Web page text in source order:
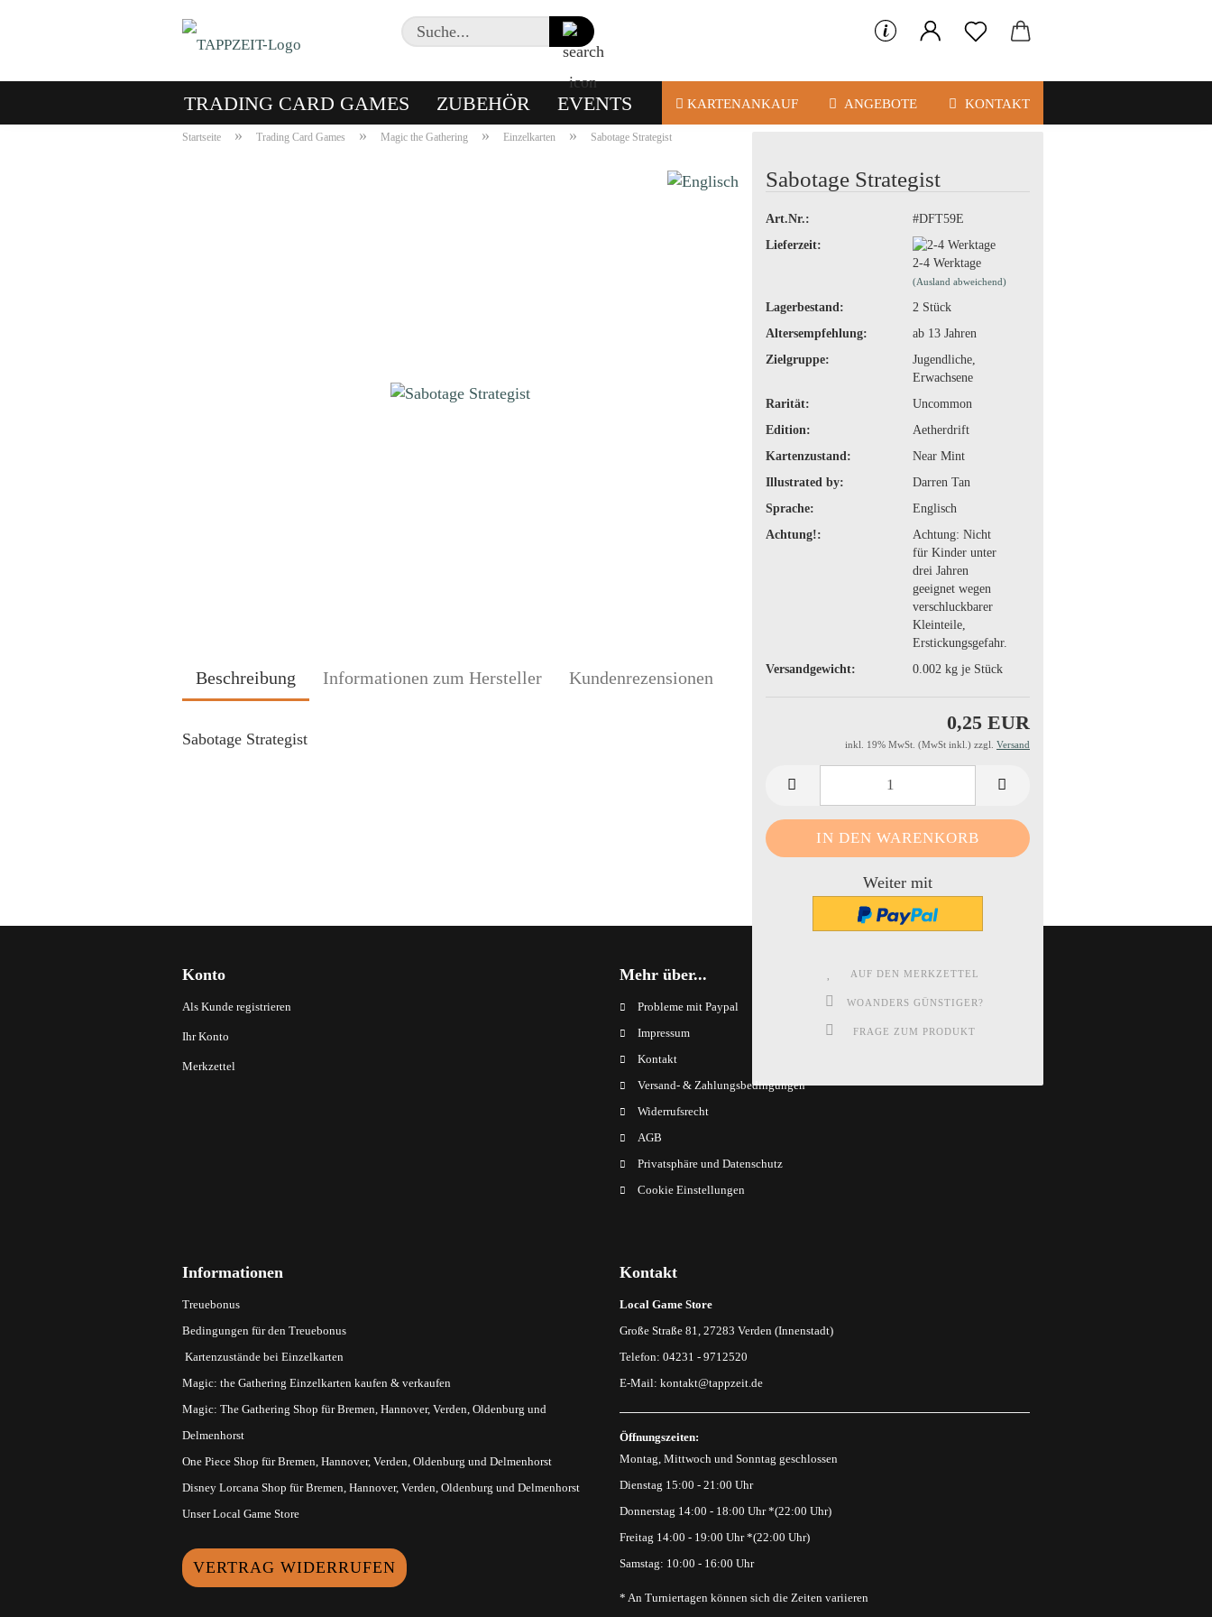
Suche...
TRADING CARD GAMES ZUBEHÖR EVENTS KARTENANKAUF ANGEBOTE KONTAKT
Startseite » Trading Card Games » Magic the Gathering » Einzelkarten » Sabotage Strategist
Sabotage Strategist
Art.Nr.:
#DFT59E
Lieferzeit:
2-4 Werktage
(Ausland abweichend)
Lagerbestand: 2 Stück
Altersempfehlung:
ab 13 Jahren
Zielgruppe:
Jugendliche,
Erwachsene
Rarität:
Uncommon
Edition:
Aetherdrift
Kartenzustand:
Near Mint
Illustrated by:
Darren Tan
Sprache:
Englisch
Achtung!:
Achtung: Nicht
für Kinder unter
drei Jahren
geeignet wegen
verschluckbarer
Kleinteile,
Erstickungsgefahr.
Versandgewicht:
0.002 kg je Stück
0,25 EUR
inkl. 19% MwSt. (MwSt inkl.) zzgl. Versand
Weiter mit
AUF DEN MERKZETTEL
WOANDERS GÜNSTIGER?
FRAGE ZUM PRODUKT
Beschreibung Informationen zum Hersteller Kundenrezensionen
Sabotage Strategist
Konto
Als Kunde registrieren
Ihr Konto
Merkzettel
Mehr über...
Probleme mit Paypal
Impressum
Kontakt
Versand- & Zahlungsbedingungen
Widerrufsrecht
AGB
Privatsphäre und Datenschutz
Cookie Einstellungen
Informationen
Treuebonus
Bedingungen für den Treuebonus
Kartenzustände bei Einzelkarten
Magic: the Gathering Einzelkarten kaufen & verkaufen
Magic: The Gathering Shop für Bremen, Hannover, Verden, Oldenburg und
Delmenhorst
One Piece Shop für Bremen, Hannover, Verden, Oldenburg und Delmenhorst
Disney Lorcana Shop für Bremen, Hannover, Verden, Oldenburg und Delmenhorst
Unser Local Game Store
Kontakt
Local Game Store
Große Straße 81, 27283 Verden (Innenstadt)
Telefon: 04231 - 9712520
E-Mail: kontakt@tappzeit.de
Öffnungszeiten:
Montag, Mittwoch und Sonntag geschlossen
Dienstag 15:00 - 21:00 Uhr
Donnerstag 14:00 - 18:00 Uhr *(22:00 Uhr)
Freitag 14:00 - 19:00 Uhr *(22:00 Uhr)
Samstag: 10:00 - 16:00 Uhr
* An Turniertagen können sich die Zeiten variieren
VERTRAG WIDERRUFEN